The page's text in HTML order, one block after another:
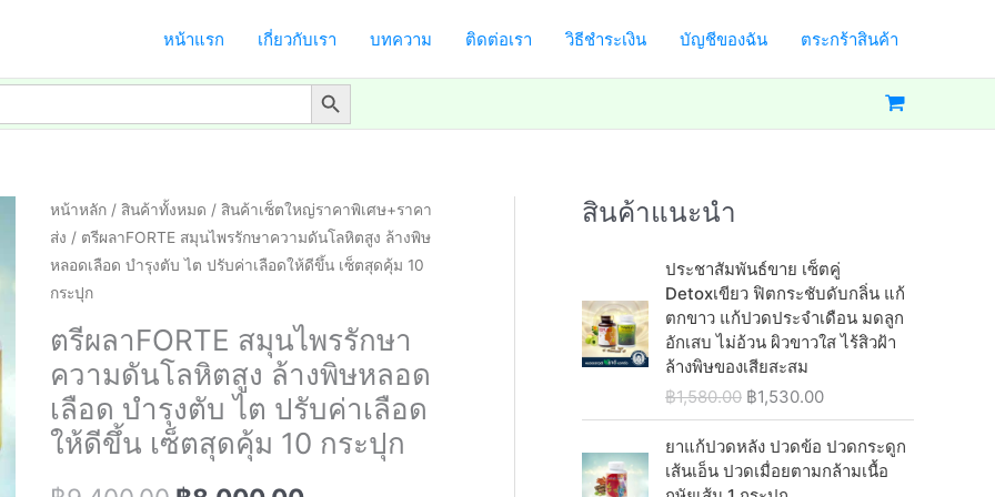
หน้าแรก เกี่ยวกับเรา บทความ ติดต่อเรา วิธีชำระเงิน บัญชีของฉัน ตระกร้าสินค้า
Search Button
หน้าหลัก/ สินค้าทั้งหมด / สินค้าเซ็ตใหญ่ราคาพิเศษ+ราคา
ส่ง / ตรีผลาFORTE สมุนไพรรักษาความดันโลหิตสูง ล้างพิษ
หลอดเลือด บำรุงตับ ไต ปรับค่าเลือดให้ดีขึ้น เซ็ตสุดคุ้ม 10
กระปุก
ตรีผลาFORTE สมุนไพรรักษา
ความดันโลหิตสูง ล้างพิษหลอด
เลือด บำรุงตับ ไต ปรับค่าเลือด
ให้ดีขึ้น เซ็ตสุดคุ้ม 10 กระปุก
สินค้าแนะนำ
ประชาสัมพันธ์ขาย เซ็ตคู่
Detoxเขียว ฟิตกระชับดับกลิ่น แก้
ตกขาว แก้ปวดประจำเดือน มดลูก
อักเสบ ไม่อ้วน ผิวขาวใส ไร้สิวฝ้า
ล้างพิษของเสียสะสม
฿1,580.00 O
r
i
g
฿1,530.00C
u
r
r
ยาแก้ปวดหลัง ปวดข้อ ปวดกระดูก
เส้นเอ็น ปวดเมื่อยตามกล้ามเนื้อ